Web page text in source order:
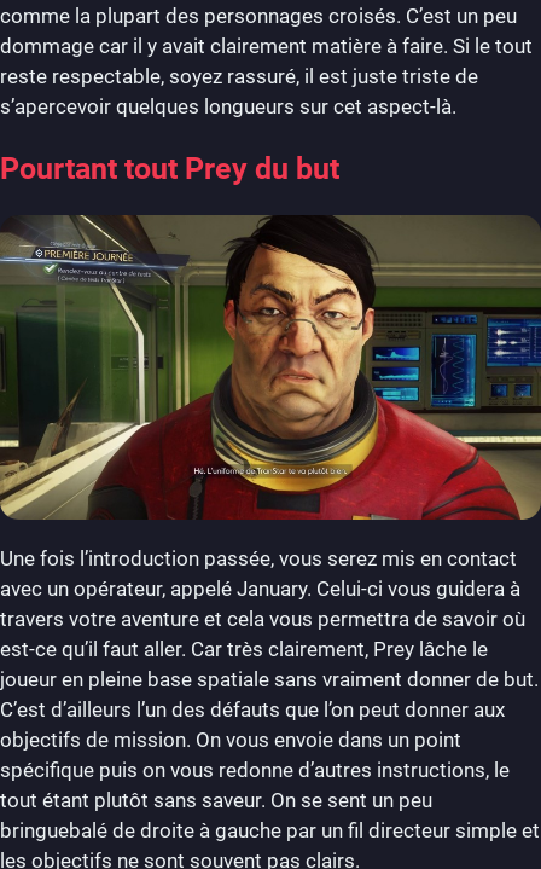
comme la plupart des personnages croisés. C’est un peu
dommage car il y avait clairement matière à faire. Si le tout
reste respectable, soyez rassuré, il est juste triste de
s’apercevoir quelques longueurs sur cet aspect-là.
Pourtant tout Prey du but
Une fois l’introduction passée, vous serez mis en contact
avec un opérateur, appelé January. Celui-ci vous guidera à
travers votre aventure et cela vous permettra de savoir où
est-ce qu’il faut aller. Car très clairement, Prey lâche le
joueur en pleine base spatiale sans vraiment donner de but.
C’est d’ailleurs l’un des défauts que l’on peut donner aux
objectifs de mission. On vous envoie dans un point
spécifique puis on vous redonne d’autres instructions, le
tout étant plutôt sans saveur. On se sent un peu
bringuebalé de droite à gauche par un fil directeur simple et
les objectifs ne sont souvent pas clairs.